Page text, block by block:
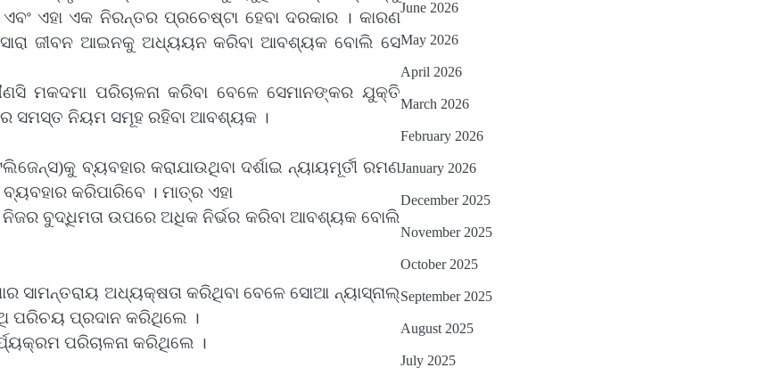
ଏହା ଏକ ନିରନ୍ତର ପ୍ରଚେଷ୍ଟା ହେବା ଦରକାର । କାରଣ
ସାରା ଜୀବନ ଆଇନକୁ ଅଧ୍ୟୟନ କରିବା ଆବଶ୍ୟକ ବୋଲି ସେ
ମକଦମା ପରିଚାଳନା କରିବା ବେଳେ ସେମାନଙ୍କର ଯୁକ୍ତି
ସମସ୍ତ ନିୟମ ସମୂହ ରହିବା ଆବଶ୍ୟକ ।
ବ୍ୟବହାର କରାଯାଉଥିବା ଦର୍ଶାଇ ନ୍ୟାୟମୂର୍ତୀ ରମଣ
ବ୍ୟବହାର କରିପାରିବେ । ମାତ୍ର ଏହା
ନିଜର ବୁଦ୍ଧିମତା ଉପରେ ଅଧିକ ନିର୍ଭର କରିବା ଆବଶ୍ୟକ ବୋଲି
ଅଧ୍ୟକ୍ଷତା କରିଥିବା ବେଳେ ସୋଆ ନ୍ୟାସ୍‌ନାଲ୍
ପରିଚୟ ପ୍ରଦାନ କରିଥିଲେ ।
ପରିଚାଳନା କରିଥିଲେ ।
June 2026
May 2026
April 2026
March 2026
February 2026
January 2026
December 2025
November 2025
October 2025
September 2025
August 2025
July 2025